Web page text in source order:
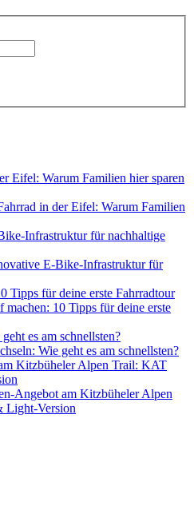
in der Eifel: Warum Familien
E-Bike-Infrastruktur für
machen: 10 Tipps für deine erste
Wie geht es am schnellsten?
Angebot am Kitzbüheler Alpen
Light-Version